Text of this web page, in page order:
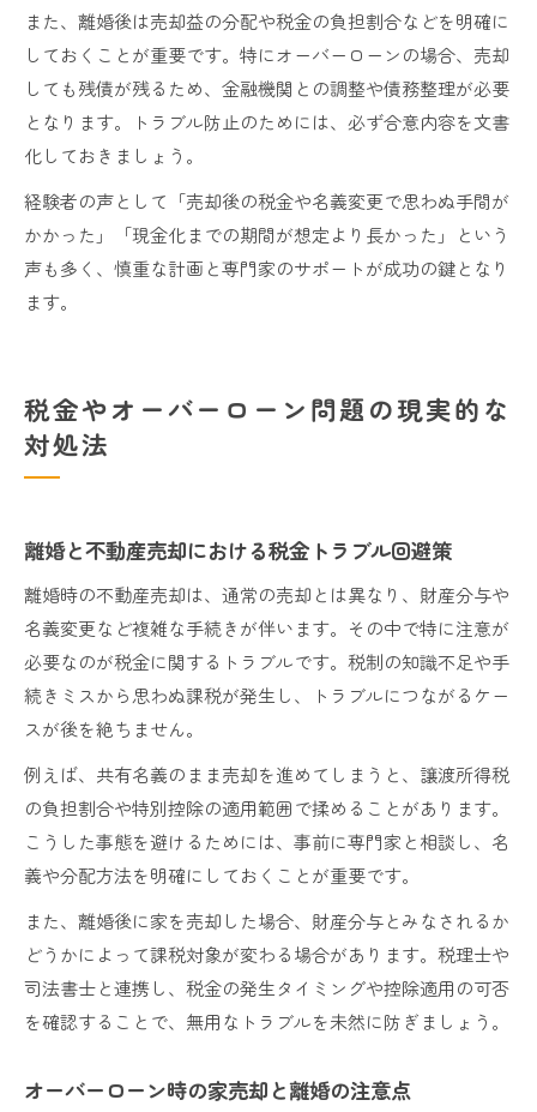
また、離婚後は売却益の分配や税金の負担割合などを明確に
しておくことが重要です。特にオーバーローンの場合、売却
しても残債が残るため、金融機関との調整や債務整理が必要
となります。トラブル防止のためには、必ず合意内容を文書
化しておきましょう。
経験者の声として「売却後の税金や名義変更で思わぬ手間が
かかった」「現金化までの期間が想定より長かった」という
声も多く、慎重な計画と専門家のサポートが成功の鍵となり
ます。
税金やオーバーローン問題の現実的な
対処法
離婚と不動産売却における税金トラブル回避策
離婚時の不動産売却は、通常の売却とは異なり、財産分与や
名義変更など複雑な手続きが伴います。その中で特に注意が
必要なのが税金に関するトラブルです。税制の知識不足や手
続きミスから思わぬ課税が発生し、トラブルにつながるケー
スが後を絶ちません。
例えば、共有名義のまま売却を進めてしまうと、譲渡所得税
の負担割合や特別控除の適用範囲で揉めることがあります。
こうした事態を避けるためには、事前に専門家と相談し、名
義や分配方法を明確にしておくことが重要です。
また、離婚後に家を売却した場合、財産分与とみなされるか
どうかによって課税対象が変わる場合があります。税理士や
司法書士と連携し、税金の発生タイミングや控除適用の可否
を確認することで、無用なトラブルを未然に防ぎましょう。
オーバーローン時の家売却と離婚の注意点